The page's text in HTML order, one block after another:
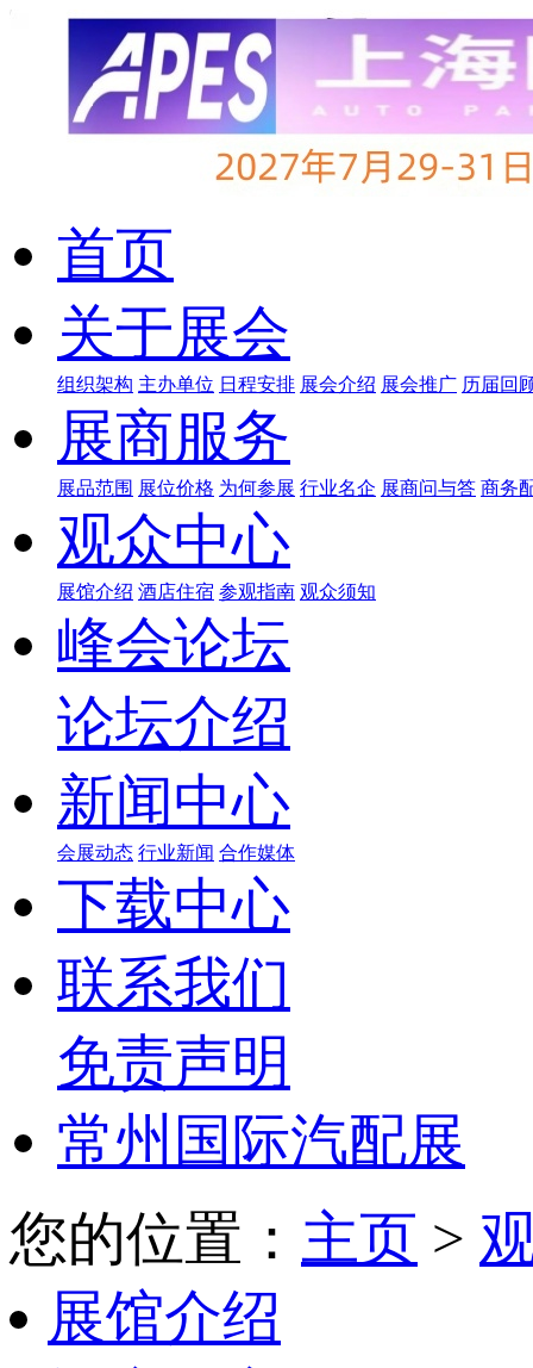
首页
关于展会
组织架构 主办单位 日程安排 展会介绍 展会推广 历届回
展商服务
展品范围 展位价格 为何参展 行业名企 展商问与答 商务
观众中心
展馆介绍 酒店住宿 参观指南 观众须知
峰会论坛
论坛介绍
新闻中心
会展动态 行业新闻 合作媒体
下载中心
联系我们
免责声明
常州国际汽配展
您的位置： 主页 >
展馆介绍